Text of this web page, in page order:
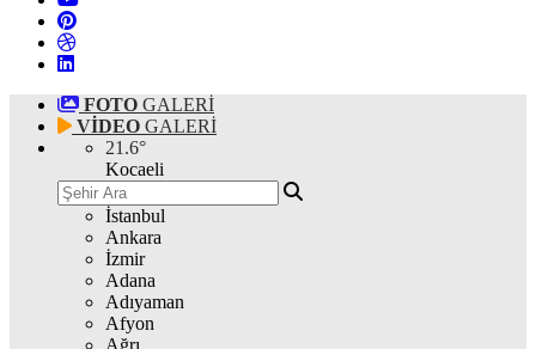
FOTO GALERİ
VİDEO GALERİ
21.6°
Kocaeli
İstanbul
Ankara
İzmir
Adana
Adıyaman
Afyon
Ağrı